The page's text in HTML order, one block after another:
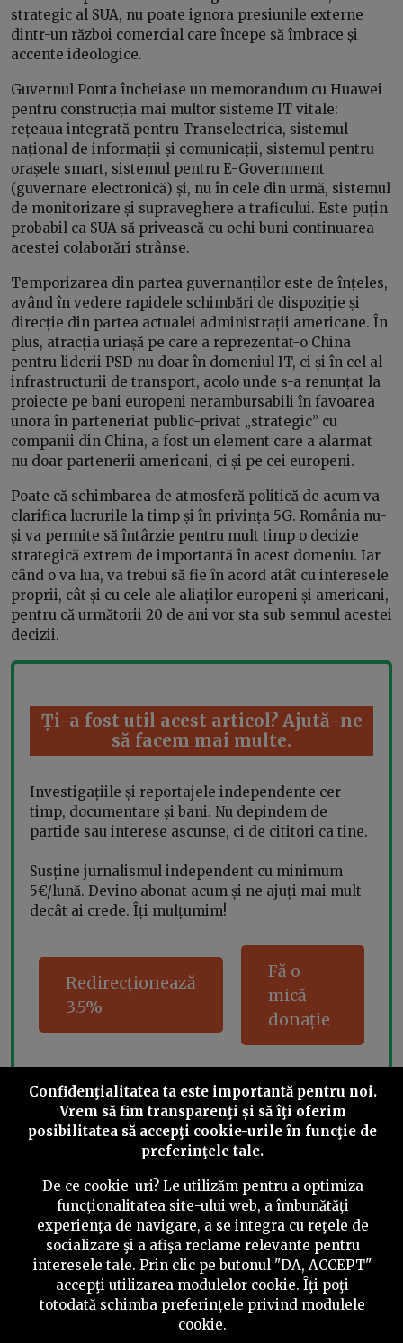
strategic al SUA, nu poate ignora presiunile externe
dintr-un război comercial care începe să îmbrace și
accente ideologice.
Guvernul Ponta încheiase un memorandum cu Huawei
pentru construcția mai multor sisteme IT vitale:
rețeaua integrată pentru Transelectrica, sistemul
național de informații și comunicații, sistemul pentru
orașele smart, sistemul pentru E-Government
(guvernare electronică) și, nu în cele din urmă, sistemul
de monitorizare și supraveghere a traficului. Este puțin
probabil ca SUA să privească cu ochi buni continuarea
acestei colaborări strânse.
Temporizarea din partea guvernanților este de înțeles,
având în vedere rapidele schimbări de dispoziție și
direcție din partea actualei administrații americane. În
plus, atracția uriașă pe care a reprezentat-o China
pentru liderii PSD nu doar în domeniul IT, ci și în cel al
infrastructurii de transport, acolo unde s-a renunțat la
proiecte pe bani europeni nerambursabili în favoarea
unora în parteneriat public-privat „strategic” cu
companii din China, a fost un element care a alarmat
nu doar partenerii americani, ci și pe cei europeni.
Poate că schimbarea de atmosferă politică de acum va
clarifica lucrurile la timp și în privința 5G. România nu-
și va permite să întârzie pentru mult timp o decizie
strategică extrem de importantă în acest domeniu. Iar
când o va lua, va trebui să fie în acord atât cu interesele
proprii, cât și cu cele ale aliaților europeni și americani,
pentru că următorii 20 de ani vor sta sub semnul acestei
decizii.
Ți-a fost util acest articol? Ajută-ne
să facem mai multe.
Investigațiile și reportajele independente cer
timp, documentare și bani. Nu depindem de
partide sau interese ascunse, ci de cititori ca tine.
Susține jurnalismul independent cu minimum
5€/lună. Devino abonat acum și ne ajuți mai mult
decât ai crede. Îți mulțumim!
Redirecționează
3.5%
Fă o
mică
donație
Share this
©2026 PressOne.ro
RSS NewslettereDespre noiPolitica editorială
Politica de verificare a conținutuluiContact
Confidenţialitatea ta este importantă pentru noi.
Vrem să fim transparenţi și să îţi oferim
posibilitatea să accepţi cookie-urile în funcţie de
preferinţele tale.
De ce cookie-uri? Le utilizăm pentru a optimiza
funcţionalitatea site-ului web, a îmbunătăţi
experienţa de navigare, a se integra cu reţele de
socializare şi a afişa reclame relevante pentru
interesele tale. Prin clic pe butonul "DA, ACCEPT"
accepţi utilizarea modulelor cookie. Îţi poţi
totodată schimba preferinţele privind modulele
cookie.